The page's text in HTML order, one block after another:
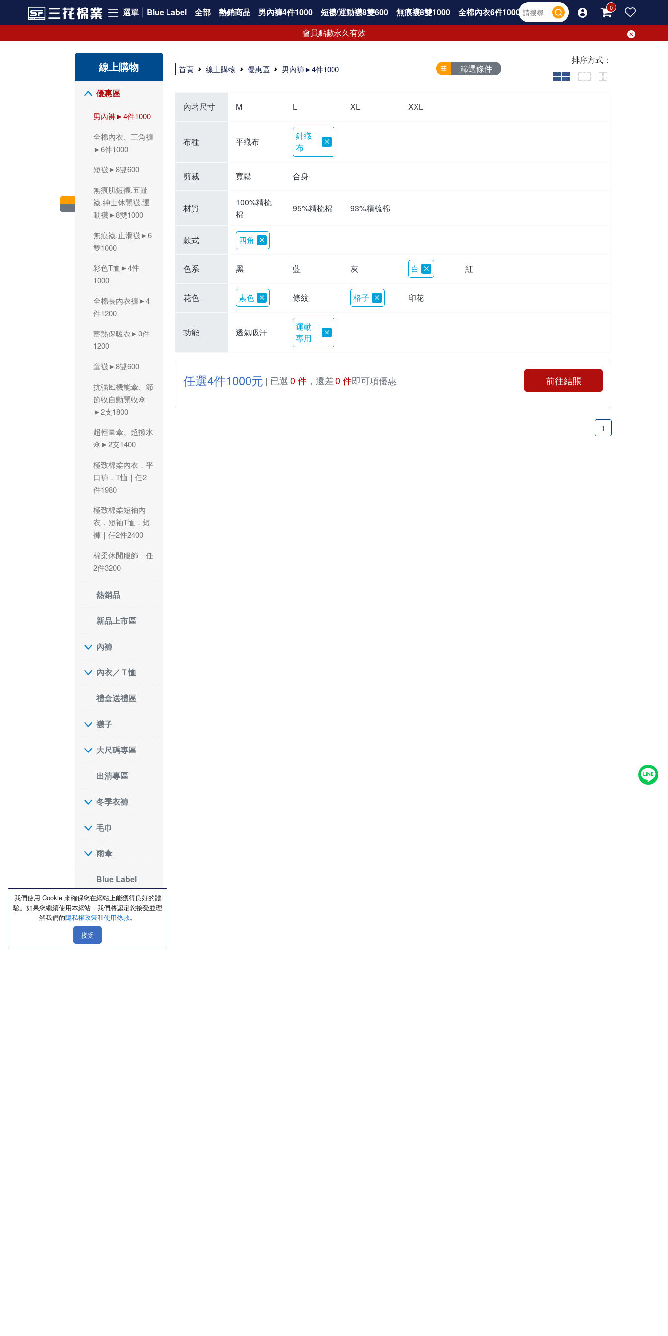
選單 Blue Label 全部 熱銷商品 男內褲4件1000 短襪/運動襪8雙600 無痕襪8雙1000
全棉內衣6件1000
會員點數永久有效
線上購物
優惠區
男內褲►4件1000
全棉內衣、三角褲
►6件1000
短襪►8雙600
無痕肌短襪.五趾
襪.紳士休閒襪.運
動襪►8雙1000
無痕襪.止滑襪►6
雙1000
彩色T恤►4件
1000
全棉長內衣褲►4
件1200
蓄熱保暖衣►3件
1200
童襪►8雙600
抗強風機能傘、節
節收自動開收傘
►2支1800
超輕量傘、超撥水
傘►2支1400
極致棉柔內衣．平
口褲．T恤｜任2
件1980
極致棉柔短袖內
衣．短袖T恤．短
褲｜任2件2400
棉柔休閒服飾｜任
2件3200
熱銷品
新品上市區
內褲
內衣／Ｔ恤
禮盒送禮區
襪子
大尺碼專區
出清專區
冬季衣褲
毛巾
雨傘
Blue Label
三花男內褲是男生首選品牌，適合休閒與運動。彈性好，人體工學剪裁，立體效果佳，舒適感大提升，魅力指數破表！
市佔率高達50年！三花專注設計，提升舒適與耐用，針對亞洲男性剪裁，大動作不卡襠。
三花男內褲採用優質棉料製成，褲身擁有超過千個散熱孔，吸汗透氣，柔順舒適，解決一般男內褲的悶熱問題。針對亞洲男性體型的立體剪裁設計，告別卡襠煩惱，自如大動作。三花男內褲市佔率高，專注製造與開發超過50年，提升舒適度與耐用性，深受網友推崇。五片式剪裁設計，適合各種身形及風格，給予肌膚前所未有的透氣舒適體驗。
【心情閒聊】男內褲的一些小心得?! 身為一名廣告代理商的社群小編，每次接到新客戶都需做好充足的產業功課，以免在撰寫廣告時顯得膚淺。美妝和流行服飾的客戶總讓我感到一點小確幸，因為可以搶先試用到新產品，或請客戶幫忙以員工價購買商品，讓人有中獎的小喜悅。 這次的客戶卻是-男內褲! 男內褲! 男內褲! 由於是第一次接觸這類產品，所以特地重複三次來表達內心的震驚。因為獨處時間較長，對於男內褲的研究多少有些害羞。因而硬著頭皮買了好幾件男內褲進行研究。 家裡沒有兄弟，也沒有可以直接聊男內褲的男性朋友，自己去買男內褲真的需要一些勇氣。我感謝現在的高科技網購，讓我不用親自到店面盯著男內褲看，也能輕鬆購買到不同種類的男內褲，真是感恩網路! 在Google搜尋 ""男內褲""，瞬間出現許多品牌，男內褲的世界真是博大精深呢。我開始扮演男內褲研究生，對男內褲進行分類：從長短、高低中腰到情趣男內褲，各式各樣應有盡有。好險此次的客戶是比較中規中矩的，情趣類的男內褲不在研究範圍，不然一直盯著穿內褲的模特兒看也太難為情了。 男內褲的設計功能其實不亞於女生內衣。由於男生身體結構的關係，需要更細心的設計。市面上較大的品牌有老牌的三花、三槍、宜而爽等，還有大手筆請代言人的CK、PLAYBOY等品牌。要選男內褲，實在需要下些功夫。 我將男內褲分為兩個面向：花色和功能設計。選擇男內褲的花色非常重要，因為能看出個人的品味和對內外搭配的重視程度。宅男們穿著50歲阿伯的花色內褲，或是穿白褲子搭配大黑色內褲，都是不OK的搭配。 功能設計則是對重要部位的保?。為了確保舒適性，有的內褲設計了開襟方便上廁所，有的設計了專屬囊袋固定，更有五片立體剪裁，或者強調視覺效果的內褲。這些設計不僅滿足基本的生理需求，更進階到心靈上的滿足。 以往從未想過要認真研究男內褲，直到這次工作的契機才真正了解男內褲的繁複。男內褲花色多樣，研究起來花費了不少時間。與男內褲客戶窗口交流，我這個女專案可能會有一段尷尬期，希望自己討論時不會笑場。雖然我無法真正體驗男內褲的全部功能，但透過揣測和客戶專業的回答，依然探詢到了許多有趣的現象。 某些網友反應某些國外品牌的男內褲不好穿，可能因為這些品牌是按照西方身材比例製造，不太適合台灣男性。同樣的現象也出現在女性內衣上，所以選擇適合自己的內褲才是最重要的。 以上只是我的心情抒發，沒有針對任何一家男內褲品牌，歡迎更多對男內褲有興趣的朋友加入研究行列！"
首頁 線上購物 優惠區 男內褲►4件1000 篩選條件
排序方式：
內著尺寸 M L XL XXL
布種 平織布
針織
布
剪裁 寬鬆 合身
材質
100%精梳
棉
95%精梳棉 93%精梳棉
款式 四角
色系 黑 藍 灰 白 紅
花色 素色 條紋 格子 印花
功能 透氣吸汗
運動
專用
任選4件1000元 | 已選 0 件，還差0 件即可項優惠 前往結賬
1
我們使用 Cookie 來確保您在網站上能獲得良好的體
驗。如果您繼續使用本網站，我們將認定您接受並理
解我們的隱私權政策和使用條款。
接受